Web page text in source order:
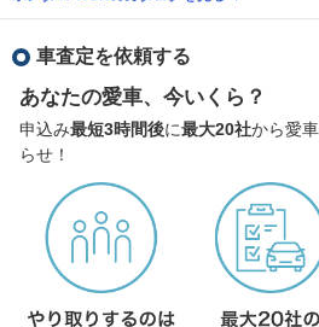
車査定を依頼する
あなたの愛車、今いくら？
申込み最短3時間後に最大20社から愛
らせ！